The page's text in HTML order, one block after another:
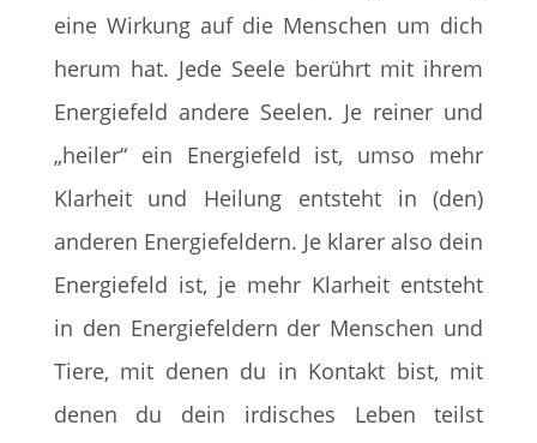
eine Wirkung auf die Menschen um dich
herum hat. Jede Seele berührt mit ihrem
Energiefeld andere Seelen. Je reiner und
„heiler“ ein Energiefeld ist, umso mehr
Klarheit und Heilung entsteht in (den)
anderen Energiefeldern. Je klarer also dein
Energiefeld ist, je mehr Klarheit entsteht
in den Energiefeldern der Menschen und
Tiere, mit denen du in Kontakt bist, mit
denen du dein irdisches Leben teilst